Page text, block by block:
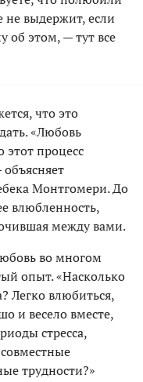
не выдержит, если
об этом, — тут все
что это
«Любовь
этот процесс
Монтгомери. До
влюбленность,
между вами.
во многом
опыт. «Насколько
Легко влюбиться,
и весело вместе,
стресса,
трудности?»